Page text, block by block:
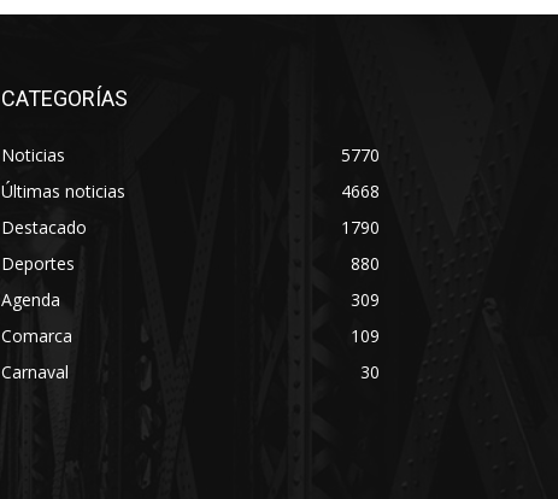
CATEGORÍAS
Noticias
5770
Últimas noticias
4668
Destacado
1790
Deportes
880
Agenda
309
Comarca
109
Carnaval
30